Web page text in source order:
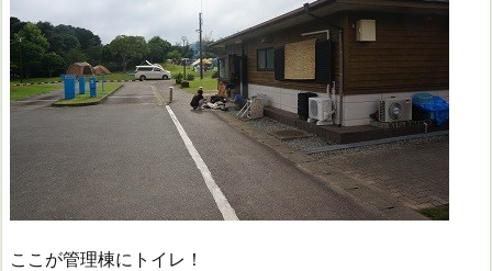
ここが管理棟にトイレ！